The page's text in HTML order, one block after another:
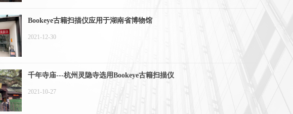
Bookeye古籍扫描仪应用于湖南省博物馆
2021-12-30
千年寺庙---杭州灵隐寺选用Bookeye古籍扫描仪
2021-10-27